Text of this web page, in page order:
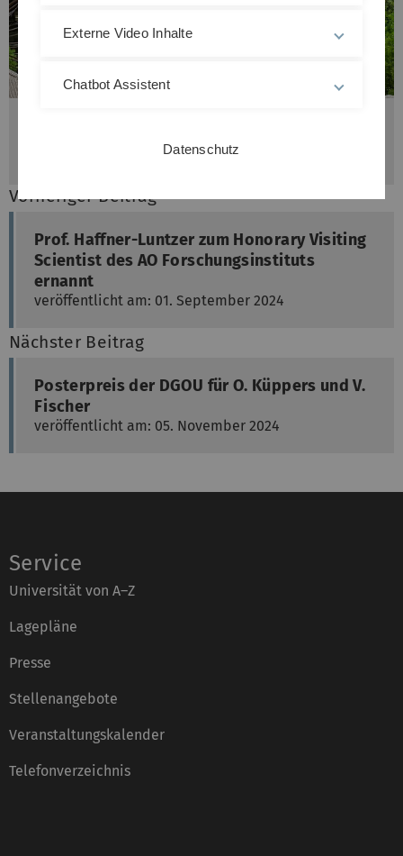
und Prof. Chelsea Bahney (rechts, beide vom Planning
Vorheriger Beitrag
Prof. Haffner-Luntzer zum Honorary Visiting
Scientist des AO Forschungsinstituts
ernannt
veröffentlicht am: 01. September 2024
Nächster Beitrag
Posterpreis der DGOU für O. Küppers und V.
Fischer
veröffentlicht am: 05. November 2024
Service
Universität von A–Z
Lagepläne
Presse
Stellenangebote
Veranstaltungskalender
Telefonverzeichnis
Externe Video Inhalte
Chatbot Assistent
Datenschutz